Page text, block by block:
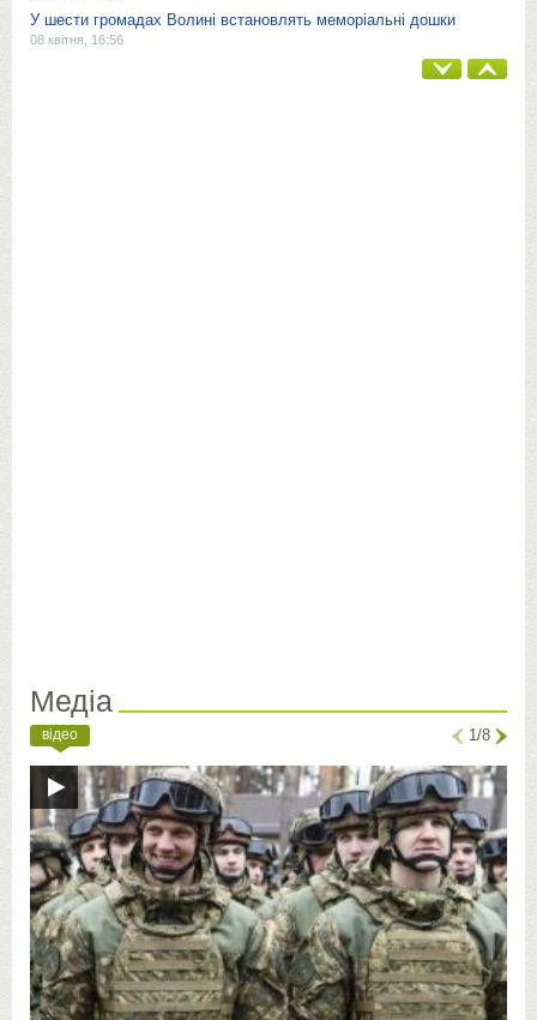
У шести громадах Волині встановлять меморіальні дошки
08 квітня, 16:56
Медіа
відео 1/8